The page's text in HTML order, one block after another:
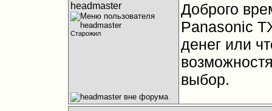
headmaster
Старожил
Доброго
Panasonic
денег или
выбор.